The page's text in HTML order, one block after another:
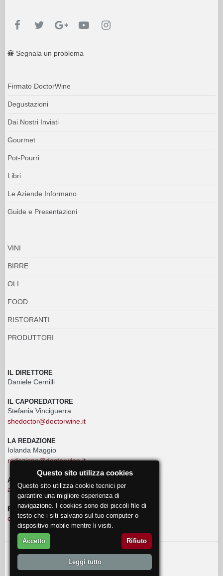
Segnala un problema
Firmato DoctorWine
Degustazioni
Dai Nostri Inviati
Gourmet
Pot-Pourri
Libri
Le Aziende Informano
Guide e Presentazioni
VINI
BIRRE
OLI
FOOD
RISTORANTI
PRODUTTORI
IL DIRETTORE
Daniele Cernilli
IL CAPOREDATTORE
Stefania Vinciguerra
shedoctor@doctorwine.it
LA REDAZIONE
Iolanda Maggio
redazione@doctorwine.it
ADVERTISING
advertising@doctorwine.it
EVENTI
eventi@doctorwine.it
© 2018 DoctorWine .
Questo sito utilizza cookies
Questo sito utilizza cookie tecnici per
garantire una migliore esperienza di
navigazione. I cookies sono dei piccoli file di
testo che i siti salvano sul tuo computer o
dispositivo mobile mentre li visiti.
Accetto Rifiuto
Leggi tutto